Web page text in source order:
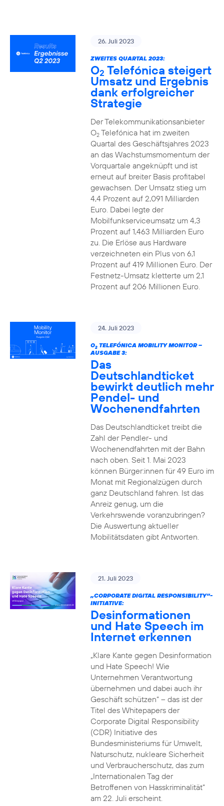
26. Juli 2023
ZWEITES QUARTAL 2023:
O2 Telefónica steigert
Umsatz und Ergebnis
dank erfolgreicher
Strategie
Der Telekommunikationsanbieter
O2Telefónica hat im zweiten
Quartal des Geschäftsjahres 2023
an das Wachstumsmomentum der
Vorquartale angeknüpft und ist
erneut auf breiter Basis profitabel
gewachsen. Der Umsatz stieg um
4,4 Prozent auf 2,091 Milliarden
Euro. Dabei legte der
Mobilfunkserviceumsatz um 4,3
Prozent auf 1,463 Milliarden Euro
zu. Die Erlöse aus Hardware
verzeichneten ein Plus von 6,1
Prozent auf 419 Millionen Euro. Der
Festnetz-Umsatz kletterte um 2,1
Prozent auf 206 Millionen Euro.
24. Juli 2023
O2TELEFÓNICA MOBILITY MONITOR –
AUSGABE 3:
Das
Deutschlandticket
bewirkt deutlich mehr
Pendel- und
Wochenendfahrten
Das Deutschlandticket treibt die
Zahl der Pendler- und
Wochenendfahrten mit der Bahn
nach oben. Seit 1. Mai 2023
können Bürger:innen für 49 Euro im
Monat mit Regionalzügen durch
ganz Deutschland fahren. Ist das
Anreiz genug, um die
Verkehrswende voranzubringen?
Die Auswertung aktueller
Mobilitätsdaten gibt Antworten.
21. Juli 2023
„CORPORATE DIGITAL RESPONSIBILITY“-
INITIATIVE:
Desinformationen
und Hate Speech im
Internet erkennen
„Klare Kante gegen Desinformation
und Hate Speech! Wie
Unternehmen Verantwortung
übernehmen und dabei auch ihr
Geschäft schützen“ – das ist der
Titel des Whitepapers der
Corporate Digital Responsibility
(CDR) Initiative des
Bundesministeriums für Umwelt,
Naturschutz, nukleare Sicherheit
und Verbraucherschutz, das zum
„Internationalen Tag der
Betroffenen von Hasskriminalität“
am 22. Juli erscheint.